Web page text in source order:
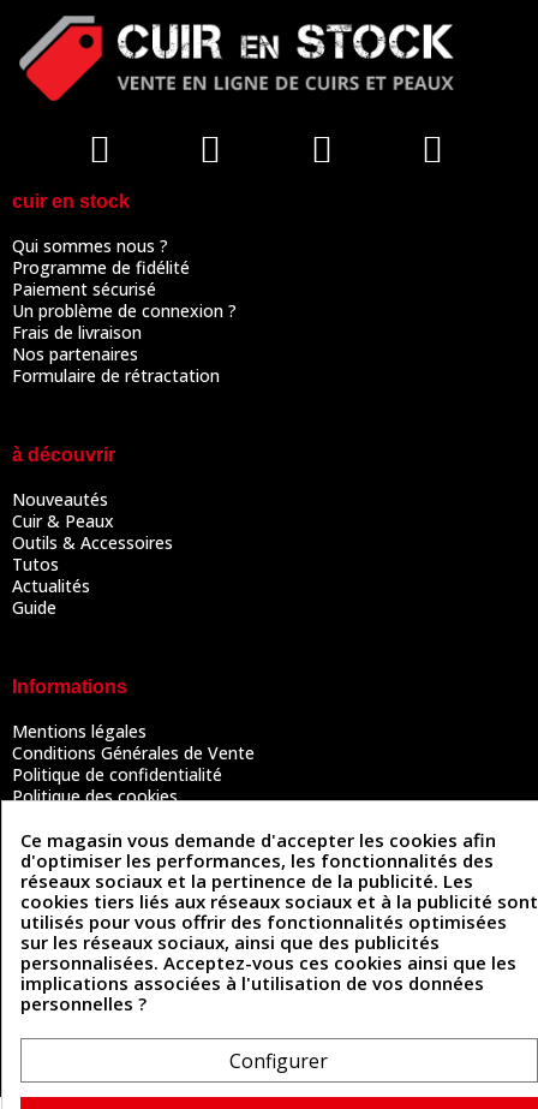
cuir en stock
Qui sommes nous ?
Programme de fidélité
Paiement sécurisé
Un problème de connexion ?
Frais de livraison
Nos partenaires
Formulaire de rétractation
à découvrir
Nouveautés
Cuir & Peaux
Outils & Accessoires
Tutos
Actualités
Guide
Informations
Mentions légales
Conditions Générales de Vente
Politique de confidentialité
Politique des cookies
Coordonnées
493 Chemin de Catougnac
81300 Graulhet
05 63 34 51 88
contact@cuirenstock.com
Cuirenstock © 2026 - Une création Quatrys 💙
Ce magasin vous demande d'accepter les cookies afin
d'optimiser les performances, les fonctionnalités des
réseaux sociaux et la pertinence de la publicité. Les
cookies tiers liés aux réseaux sociaux et à la publicité sont
utilisés pour vous offrir des fonctionnalités optimisées
sur les réseaux sociaux, ainsi que des publicités
personnalisées. Acceptez-vous ces cookies ainsi que les
implications associées à l'utilisation de vos données
personnelles ?
Configurer